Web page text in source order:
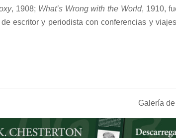
, 1908; What’s Wrong with the World, 1910,
escritor y periodista con conferencias y
Galería